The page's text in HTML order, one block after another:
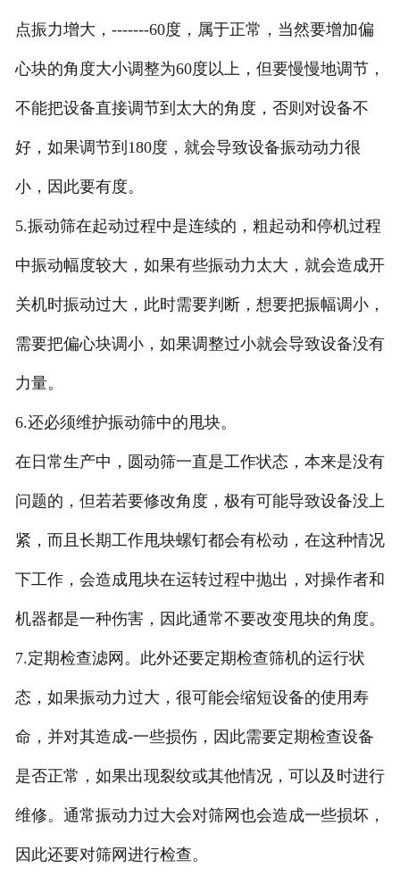
点振力增大，-------60度，属于正常，当然要增加偏
心块的角度大小调整为60度以上，但要慢慢地调节，
不能把设备直接调节到太大的角度，否则对设备不
好，如果调节到180度，就会导致设备振动动力很
小，因此要有度。
5.振动筛在起动过程中是连续的，粗起动和停机过程
中振动幅度较大，如果有些振动力太大，就会造成开
关机时振动过大，此时需要判断，想要把振幅调小，
需要把偏心块调小，如果调整过小就会导致设备没有
力量。
6.还必须维护振动筛中的甩块。
在日常生产中，圆动筛一直是工作状态，本来是没有
问题的，但若若要修改角度，极有可能导致设备没上
紧，而且长期工作甩块螺钉都会有松动，在这种情况
下工作，会造成甩块在运转过程中抛出，对操作者和
机器都是一种伤害，因此通常不要改变甩块的角度。
7.定期检查滤网。此外还要定期检查筛机的运行状
态，如果振动力过大，很可能会缩短设备的使用寿
命，并对其造成-一些损伤，因此需要定期检查设备
是否正常，如果出现裂纹或其他情况，可以及时进行
维修。通常振动力过大会对筛网也会造成一些损坏，
因此还要对筛网进行检查。